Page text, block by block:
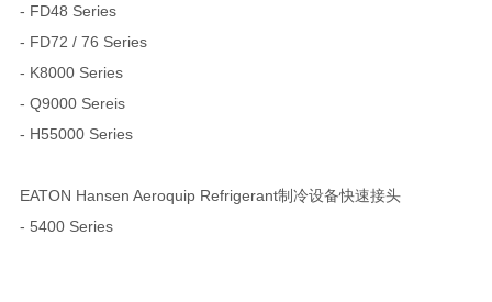
- FD48 Series
- FD72 / 76 Series
- K8000 Series
- Q9000 Sereis
- H55000 Series
EATON Hansen Aeroquip Refrigerant制冷设备快速接头
- 5400 Series